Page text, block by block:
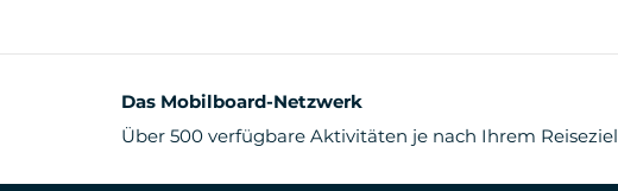
Das Mobilboard-Netzwerk
Über 500 verfügbare Aktivitäten je nach Ihrem Reiseziel